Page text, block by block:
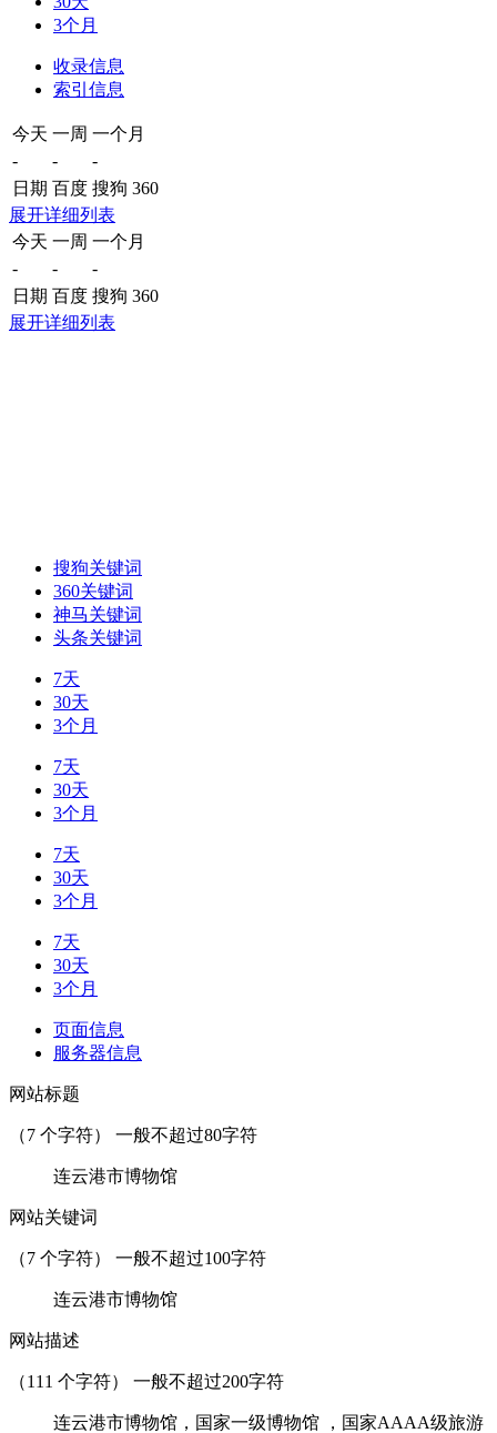
3个月
收录信息
索引信息
今天 一周 一个月
-
-
-
日期 百度 搜狗 360
展开详细列表
今天 一周 一个月
-
-
-
日期 百度 搜狗 360
展开详细列表
搜狗关键词
360关键词
神马关键词
头条关键词
7天
30天
3个月
7天
30天
3个月
7天
30天
3个月
7天
30天
3个月
页面信息
服务器信息
网站标题
（7 个字符） 一般不超过80字符
连云港市博物馆
网站关键词
（7 个字符） 一般不超过100字符
连云港市博物馆
网站描述
（111 个字符） 一般不超过200字符
连云港市博物馆，国家一级博物馆 ，国家AAAA级旅游